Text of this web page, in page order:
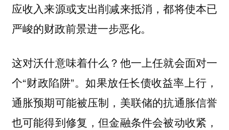
应收入来源或支出削减来抵消，都将使本已
严峻的财政前景进一步恶化。
这对沃什意味着什么？他一上任就会面对一
个“财政陷阱”。如果放任长债收益率上行，
通胀预期可能被压制，美联储的抗通胀信誉
也可能得到修复，但金融条件会被动收紧，